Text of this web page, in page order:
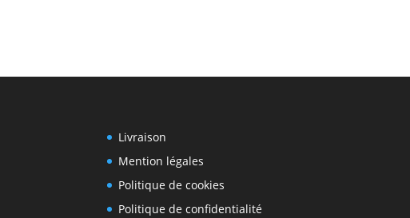
Livraison
Mention légales
Politique de cookies
Politique de confidentialité